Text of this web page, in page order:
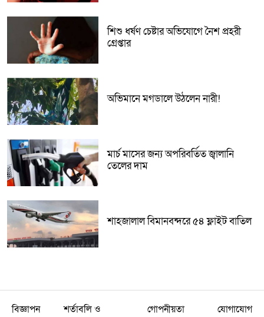
শিশু ধর্ষণ চেষ্টার অভিযোগে নৈশ প্রহরী
গ্রেপ্তার
অভিমানে মগডালে উঠলেন নারী!
মার্চ মাসের জন্য অপরিবর্তিত জ্বালানি
তেলের দাম
শাহজালাল বিমানবন্দরে ৫৪ ফ্লাইট বাতিল
বিজ্ঞাপন
শর্তাবলি ও
গোপনীয়তা
যোগাযোগ